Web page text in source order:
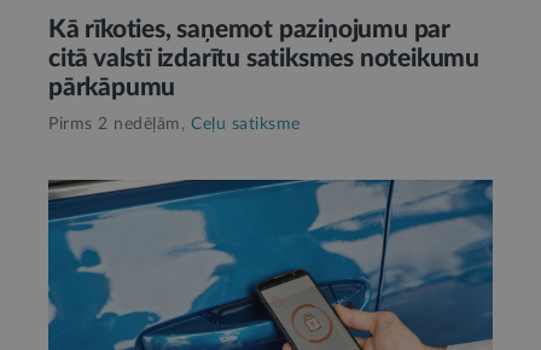
Kā rīkoties, saņemot paziņojumu par
citā valstī izdarītu satiksmes noteikumu
pārkāpumu
Pirms 2 nedēļām, Ceļu satiksme